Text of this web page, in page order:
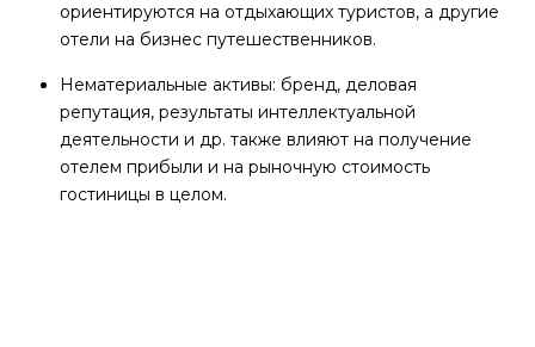
ориентируются на отдыхающих туристов, а другие
отели на бизнес путешественников.
Нематериальные активы: бренд, деловая
репутация, результаты интеллектуальной
деятельности и др. также влияют на получение
отелем прибыли и на рыночную стоимость
гостиницы в целом.